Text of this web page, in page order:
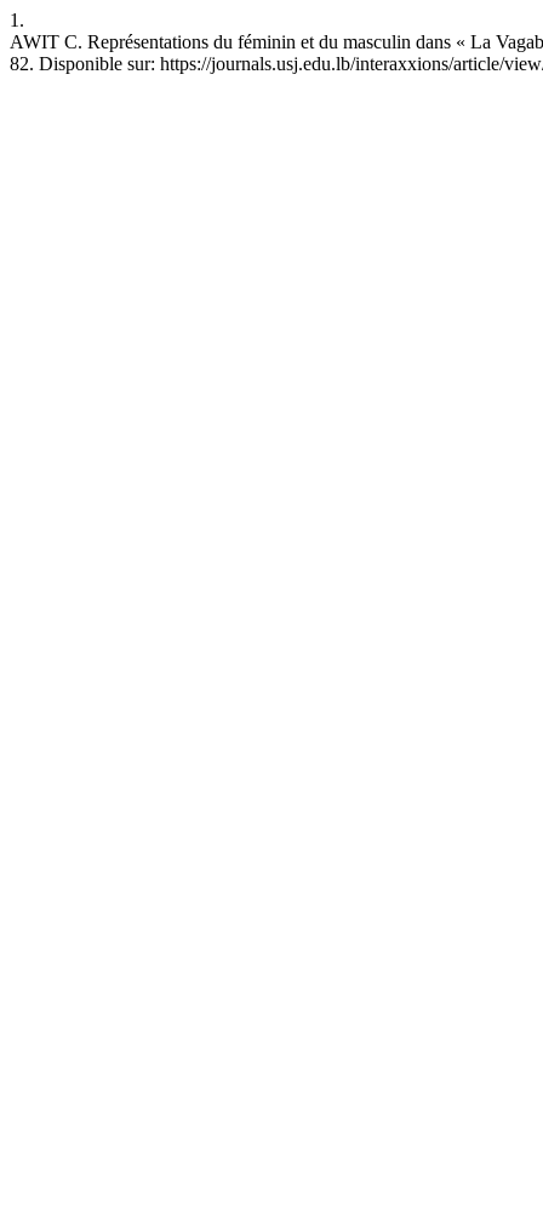
1.
AWIT C. Représentations du féminin et du masculin dans « La
82. Disponible sur: https://journals.usj.edu.lb/interaxxions/article/